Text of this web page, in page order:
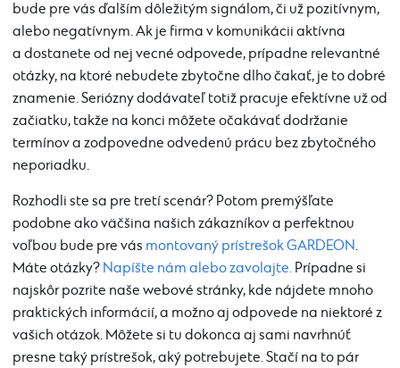
bude pre vás ďalším dôležitým signálom, či už pozitívnym,
alebo negatívnym. Ak je firma v komunikácii aktívna
a dostanete od nej vecné odpovede, prípadne relevantné
otázky, na ktoré nebudete zbytočne dlho čakať, je to dobré
znamenie. Seriózny dodávateľ totiž pracuje efektívne už od
začiatku, takže na konci môžete očakávať dodržanie
termínov a zodpovedne odvedenú prácu bez zbytočného
neporiadku.
Rozhodli ste sa pre tretí scenár? Potom premýšľate
podobne ako väčšina našich zákazníkov a perfektnou
voľbou bude pre vás montovaný prístrešok GARDEON.
Máte otázky? Napíšte nám alebo zavolajte. Prípadne si
najskôr pozrite naše webové stránky, kde nájdete mnoho
praktických informácií, a možno aj odpovede na niektoré z
vašich otázok. Môžete si tu dokonca aj sami navrhnúť
presne taký prístrešok, aký potrebujete. Stačí na to pár